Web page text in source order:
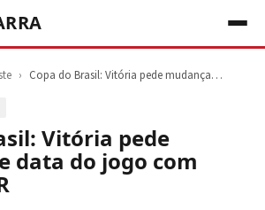
› Copa do Brasil: Vitória pede mudança…
Vitória pede
data do jogo com